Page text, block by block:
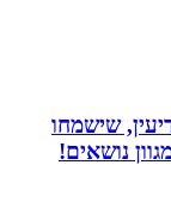
שישמחו